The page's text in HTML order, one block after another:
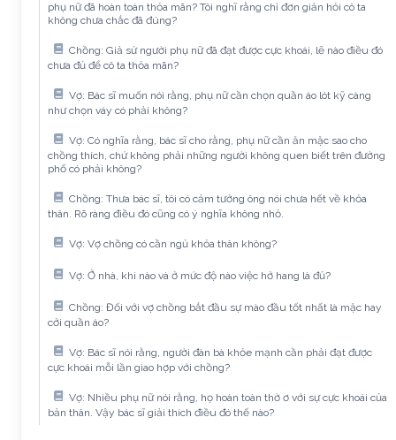
phụ nữ đã hoàn toàn thỏa mãn? Tôi nghĩ rằng chỉ đơn giản hỏi cô ta
không chưa chắc đã đúng?
Chồng: Giả sử người phụ nữ đã đạt được cực khoái, lẽ nào điều đó
chưa đủ để cô ta thỏa mãn?
Vợ: Bác sĩ muốn nói rằng, phụ nữ cần chọn quần áo lót kỹ càng
như chọn váy có phải không?
Vợ: Có nghĩa rằng, bác sĩ cho rằng, phụ nữ cần ăn mặc sao cho
chồng thích, chứ không phải những người không quen biết trên đường
phố có phải không?
Chồng: Thưa bác sĩ, tôi có cảm tưởng ông nói chưa hết về khỏa
thân. Rõ ràng điều đó cũng có ý nghĩa không nhỏ.
Vợ: Vợ chồng có cần ngủ khỏa thân không?
Vợ: Ở nhà, khi nào và ở mức độ nào việc hở hang là đủ?
Chồng: Đối với vợ chồng bắt đầu sự mào đầu tốt nhất là mặc hay
cởi quần áo?
Vợ: Bác sĩ nói rằng, người đàn bà khỏe mạnh cần phải đạt được
cực khoái mỗi lần giao hợp với chồng?
Vợ: Nhiều phụ nữ nói rằng, họ hoàn toàn thờ ơ với sự cực khoái của
bản thân. Vậy bác sĩ giải thích điều đó thế nào?